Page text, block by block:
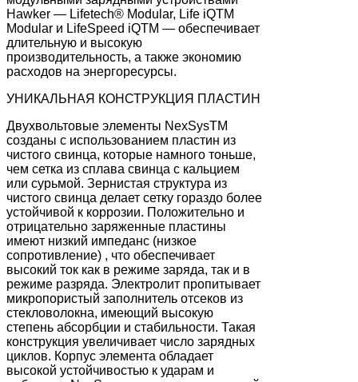
Hawker — Lifetech® Modular, Life iQTM
Modular и LifeSpeed iQTM — обеспечивает
длительную и высокую
производительность, а также экономию
расходов на энергоресурсы.
УНИКАЛЬНАЯ КОНСТРУКЦИЯ ПЛАСТИН
Двухвольтовые элементы NexSysTM
созданы с использованием пластин из
чистого свинца, которые намного тоньше,
чем сетка из сплава свинца с кальцием
или сурьмой. Зернистая структура из
чистого свинца делает сетку гораздо более
устойчивой к коррозии. Положительно и
отрицательно заряженные пластины
имеют низкий импеданс (низкое
сопротивление) , что обеспечивает
высокий ток как в режиме заряда, так и в
режиме разряда. Электролит пропитывает
микропористый заполнитель отсеков из
стекловолокна, имеющий высокую
степень абсорбции и стабильности. Такая
конструкция увеличивает число зарядных
циклов. Корпус элемента обладает
высокой устойчивостью к ударам и